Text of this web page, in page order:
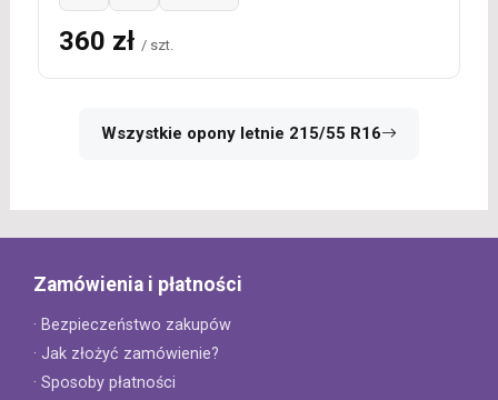
360 zł / szt.
Wszystkie opony letnie 215/55 R16
Zamówienia i płatności
· Bezpieczeństwo zakupów
· Jak złożyć zamówienie?
· Sposoby płatności